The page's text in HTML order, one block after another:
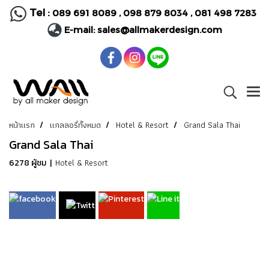
Tel : 089 691 8089, 098 879 8034 , 081 498 7283
E-mail:sales@allmakerdesign.com
หน้าแรก แกลลอรี่ทั้งหมด Hotel & Resort Grand Sala Thai
Grand Sala Thai
6278 ผู้ชม | Hotel & Resort